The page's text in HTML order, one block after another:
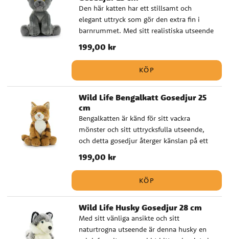
med hög kvalitet ✔️ Godkänd för spädbarn
från 0 månader ✔️ Storlek: 25 cm
Den här katten har ett stillsamt och
elegant uttryck som gör den extra fin i
barnrummet. Med sitt realistiska utseende
och sin mjuka kropp blir den en charmig
kombination av naturtrohet och
mysfaktor. Ett fint gosedjur att ge bort
som present till kattälskare i alla åldrar,
och särskilt passande när du söker en
mjuk och uppskattad gåva till dop eller
babyshower. ✔️ Naturtroget gosedjur med
hög kvalitet ✔️ Godkänd för spädbarn från
0 månader ✔️ Storlek: 25 cm
Pris:199,00 kr
199,00 kr
KÖP
Wild Life Bengalkatt Gosedjur 25
cm
Bengalkatten är känd för sitt vackra
mönster och sitt uttrycksfulla utseende,
och detta gosedjur återger känslan på ett
mjukt och fint sätt. Ett välgjort gosedjur
som både känns realistiskt och
till små djurälskare, men passar också
utmärkt när du vill ge bort något lite extra
fint till en nyfödd eller vid ett dop. ✔️
Naturtroget gosedjur med hög kvalitet ✔️
Godkänd för spädbarn från 0 månader ✔️
Pris:199,00 kr
199,00 kr
KÖP
Wild Life Husky Gosedjur 28 cm
Med sitt vänliga ansikte och sitt
naturtrogna utseende är denna husky en